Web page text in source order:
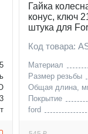
Гайка
конус, ключ
штука для
Код товара:
Материал
Размер резьбы
Общая длина,
Покрытие
ford